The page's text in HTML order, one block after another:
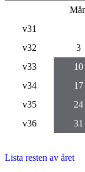
v31
v32
3
v33
10
v34
17
v35
24
v36
31
Lista resten av året